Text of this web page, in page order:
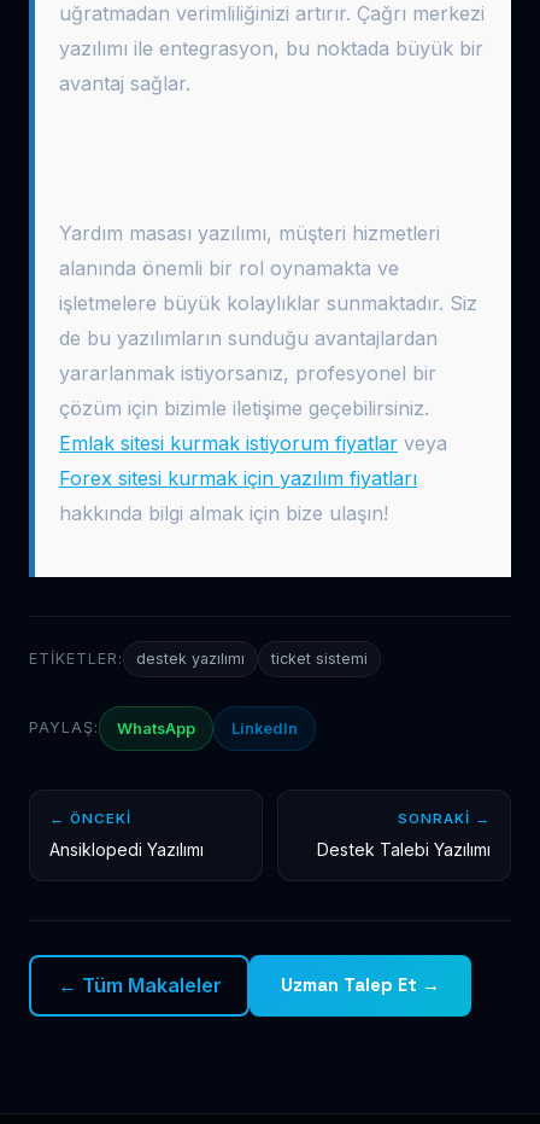
uğratmadan verimliliğinizi artırır. Çağrı merkezi
yazılımı ile entegrasyon, bu noktada büyük bir
avantaj sağlar.
Yardım masası yazılımı, müşteri hizmetleri
alanında önemli bir rol oynamakta ve
işletmelere büyük kolaylıklar sunmaktadır. Siz
de bu yazılımların sunduğu avantajlardan
yararlanmak istiyorsanız, profesyonel bir
çözüm için bizimle iletişime geçebilirsiniz.
Emlak sitesi kurmak istiyorum fiyatlar veya
Forex sitesi kurmak için yazılım fiyatları
hakkında bilgi almak için bize ulaşın!
ETIKETLER: destek yazılımı ticket sistemi
PAYLAŞ: WhatsApp LinkedIn
← ÖNCEKI
Ansiklopedi Yazılımı
SONRAKI →
Destek Talebi Yazılımı
← Tüm Makaleler Uzman Talep Et →